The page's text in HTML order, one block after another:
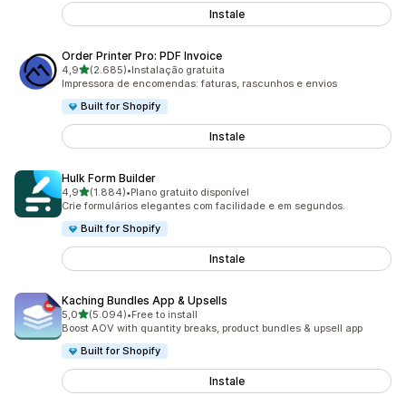
Instale
Order Printer Pro: PDF Invoice
4,9de 5 estrelas
(2.685)
2685 total de avaliações
•Instalação gratuita
Impressora de encomendas: faturas, rascunhos e envios
Built for Shopify
Instale
Hulk Form Builder
4,9de 5 estrelas
(1.884)
1884 total de avaliações
•Plano gratuito disponível
Crie formulários elegantes com facilidade e em segundos.
Built for Shopify
Instale
Kaching Bundles App & Upsells
5,0de 5 estrelas
(5.094)
5094 total de avaliações
•Free to install
Boost AOV with quantity breaks, product bundles & upsell app
Built for Shopify
Instale